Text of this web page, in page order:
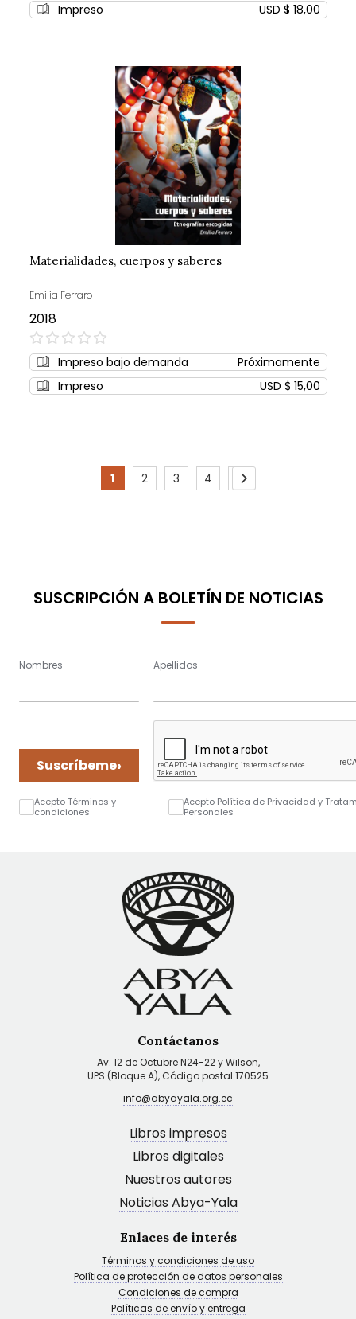
Impreso USD $ 18,00
Materialidades, cuerpos y saberes
Emilia Ferraro
2018
0%
Impreso bajo demanda
Próximamente
Impreso
USD $ 15,00
Page
You're
page
1
Page
2
Page
3
Page
4
Page
5
Page
Siguiente
SUSCRIPCIÓN A BOLETÍN DE NOTICIAS
Nombres Apellidos
Suscríbeme›
Acepto Términos y
condiciones
Acepto Política de Privacidad y
Personales
Contáctanos
Av. 12 de Octubre N24-22 y Wilson,
UPS (Bloque A), Código postal 170525
info@abyayala.org.ec
Libros impresos
Libros digitales
Nuestros autores
Noticias Abya-Yala
Enlaces de interés
Términos y condiciones de uso
Política de protección de datos personales
Condiciones de compra
Políticas de envío y entrega